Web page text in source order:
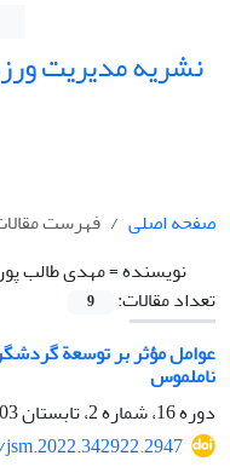
نشریه مدیریت
صفحه اصلی
فهرست
نویسنده =مهدی طالب
تعداد مقالات:
9
عوامل مؤثر بر توسعة
ناملموس
دوره 16، شماره 2، تابستان 1403، صفحه